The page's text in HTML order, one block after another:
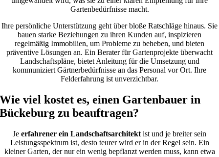
Gartenbedürfnisse macht.
Ihre persönliche Unterstützung geht über bloße Ratschläge hinaus. Sie
bauen starke Beziehungen zu ihren Kunden auf, inspizieren
regelmäßig Immobilien, um Probleme zu beheben, und bieten
präventive Lösungen an. Ein Berater für Gartenprojekte überwacht
Landschaftspläne, bietet Anleitung für die Umsetzung und
kommuniziert Gärtnerbedürfnisse an das Personal vor Ort. Ihre
Felderfahrung ist unverzichtbar.
Wie viel kostet es, einen Gartenbauer in
Bückeburg zu beauftragen?
Je erfahrener ein Landschaftsarchitekt ist und je breiter sein
Leistungsspektrum ist, desto teurer wird er in der Regel sein. Ein
kleiner Garten, der nur ein wenig bepflanzt werden muss, kann etwa